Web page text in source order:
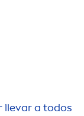
llevar a todos